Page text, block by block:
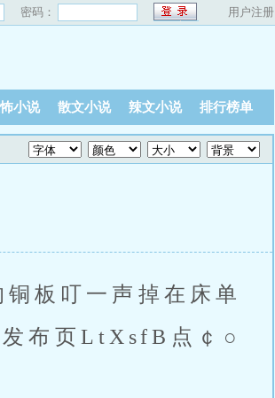
密码： 用户注册
小说 散文小说 辣文小说 排行榜单
铜板叮一声掉在床单
发布页LtXsfB点￠○